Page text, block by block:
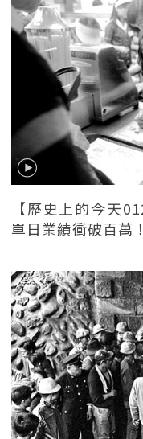
【歷史上的今天
單日業績衝破百萬！